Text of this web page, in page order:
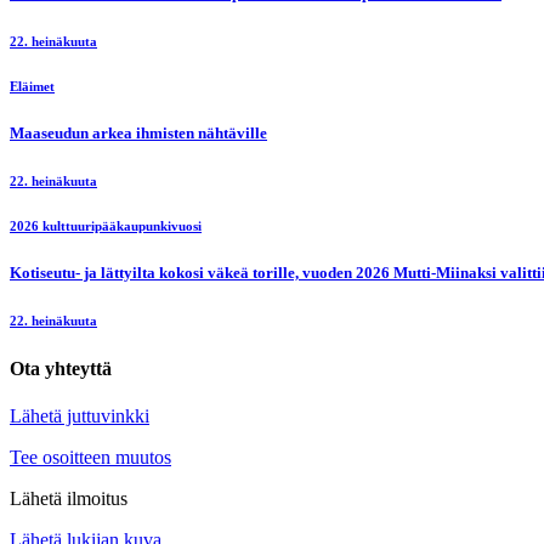
22. heinäkuuta
Eläimet
Maaseudun arkea ihmisten nähtäville
22. heinäkuuta
2026 kulttuuripääkaupunkivuosi
Kotiseutu- ja lättyilta kokosi väkeä torille, vuoden 2026 Mutti-Miinaksi
22. heinäkuuta
Ota yhteyttä
Lähetä juttuvinkki
Tee osoitteen muutos
Lähetä ilmoitus
Lähetä lukijan kuva